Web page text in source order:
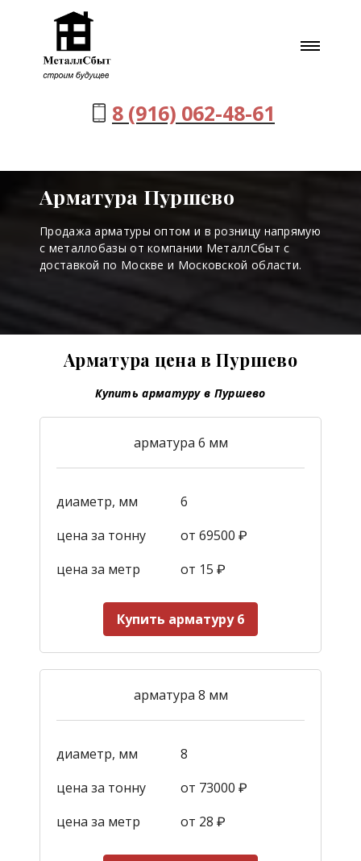
8 (916) 062-48-61
Арматура Пуршево
Продажа арматуры оптом и в розницу напрямую
с металлобазы от компании МеталлСбыт с
доставкой по Москве и Московской области.
Арматура цена в Пуршево
Купить арматуру в Пуршево
арматура 6 мм
диаметр, мм
6
цена за тонну
от 69500 ₽
цена за метр
от 15 ₽
Купить арматуру 6
арматура 8 мм
диаметр, мм
8
цена за тонну
от 73000 ₽
цена за метр
от 28 ₽